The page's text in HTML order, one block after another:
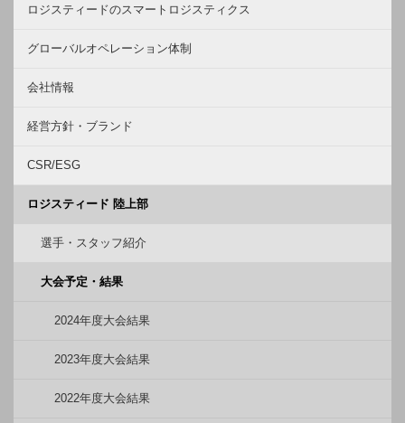
ロジスティードのスマートロジスティクス
グローバルオペレーション体制
会社情報
経営方針・ブランド
CSR/ESG
ロジスティード 陸上部
選手・スタッフ紹介
大会予定・結果
2024年度大会結果
2023年度大会結果
2022年度大会結果